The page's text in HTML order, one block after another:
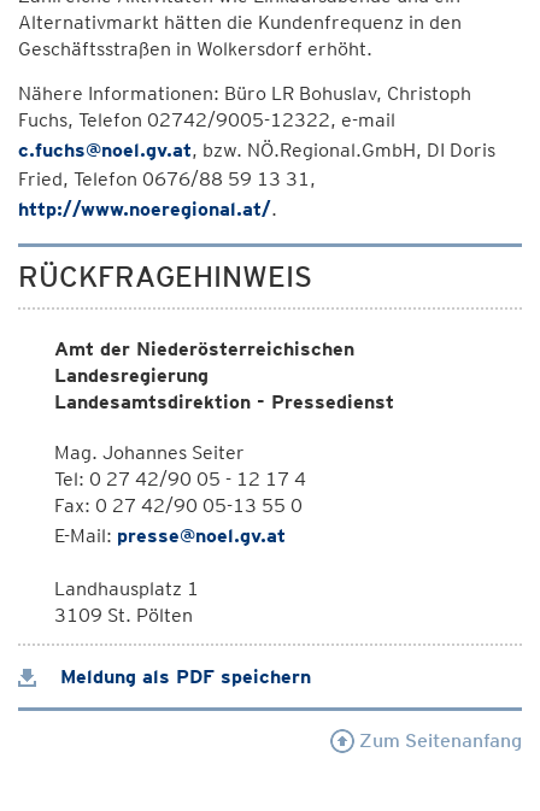
Alternativmarkt hätten die Kundenfrequenz in den
Geschäftsstraßen in Wolkersdorf erhöht.
Nähere Informationen: Büro LR Bohuslav, Christoph
Fuchs, Telefon 02742/9005-12322, e-mail
c.fuchs@noel.gv.at, bzw. NÖ.Regional.GmbH, DI Doris
Fried, Telefon 0676/88 59 13 31,
http://www.noeregional.at/.
RÜCKFRAGEHINWEIS
Amt der Niederösterreichischen
Landesregierung
Landesamtsdirektion - Pressedienst
Mag. Johannes Seiter
Tel: 0 27 42/90 05 - 12 17 4
Fax: 0 27 42/90 05-13 55 0
E-Mail: presse@noel.gv.at
Landhausplatz 1
3109 St. Pölten
Meldung als PDF speichern
Zum Seitenanfang